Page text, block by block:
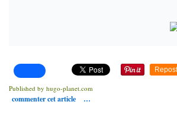
Repost
Published by hugo-planet.com
commenter cet article …